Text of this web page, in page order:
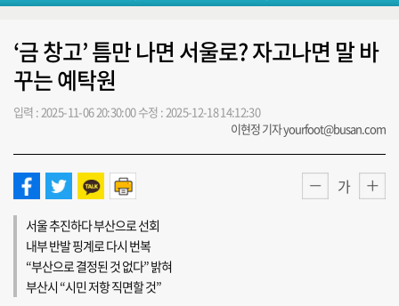
‘금 창고’ 틈만 나면 서울로? 자고나면 말 바
꾸는 예탁원
입력 : 2025-11-06 20:30:00수정 : 2025-12-18 14:12:30
이현정 기자 yourfoot@busan.com
가
서울 추진하다 부산으로 선회
내부 반발 핑계로 다시 번복
“부산으로 결정된 것 없다” 밝혀
부산시 “시민 저항 직면할 것”